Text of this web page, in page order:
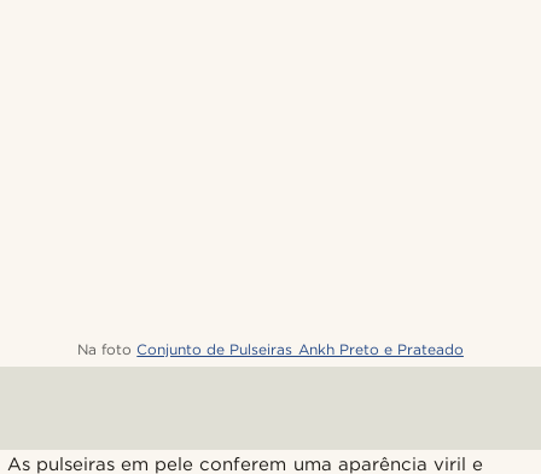
Na foto Conjunto de Pulseiras Ankh Preto e Prateado
As pulseiras em pele conferem uma aparência viril e